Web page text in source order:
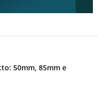
50mm, 85mm e